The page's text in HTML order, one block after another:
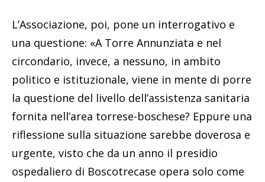
L’Associazione, poi, pone un interrogativo e
una questione: «A Torre Annunziata e nel
circondario, invece, a nessuno, in ambito
politico e istituzionale, viene in mente di porre
la questione del livello dell’assistenza sanitaria
fornita nell’area torrese-boschese? Eppure una
riflessione sulla situazione sarebbe doverosa e
urgente, visto che da un anno il presidio
ospedaliero di Boscotrecase opera solo come